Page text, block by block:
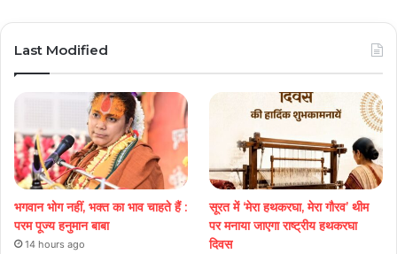
Last Modified
भगवान भोग नहीं, भक्त का भाव चाहते हैं :
परम पूज्य हनुमान बाबा
14 hours ago
सूरत में ‘मेरा हथकरघा, मेरा गौरव’ थीम
पर मनाया जाएगा राष्ट्रीय हथकरघा
दिवस